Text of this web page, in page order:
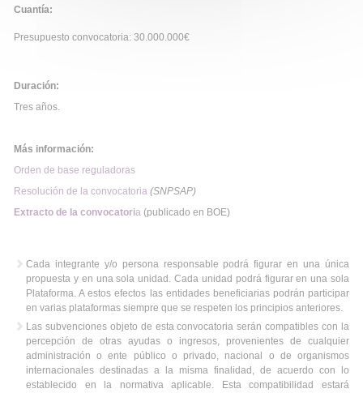
Cuantía:
Presupuesto convocatoria: 30.000.000€
Duración:
Tres años.
Más información:
Orden de base reguladoras
Resolución de la convocatoria (SNPSAP)
Extracto de la convocatoria (publicado en BOE)
Cada integrante y/o persona responsable podrá figurar en una única
propuesta y en una sola unidad. Cada unidad podrá figurar en una sola
Plataforma. A estos efectos las entidades beneficiarias podrán participar
en varias plataformas siempre que se respeten los principios anteriores.
Las subvenciones objeto de esta convocatoria serán compatibles con la
percepción de otras ayudas o ingresos, provenientes de cualquier
administración o ente público o privado, nacional o de organismos
internacionales destinadas a la misma finalidad, de acuerdo con lo
establecido en la normativa aplicable. Esta compatibilidad estará